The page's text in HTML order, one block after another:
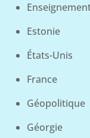
Estonie
États-Unis
France
Géopolitique
Géorgie